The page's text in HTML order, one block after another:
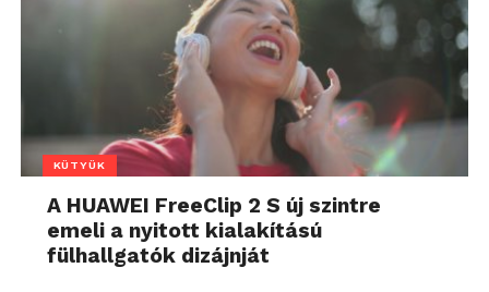
KÜTYÜK
A HUAWEI FreeClip 2 S új szintre
emeli a nyitott kialakítású
fülhallgatók dizájnját